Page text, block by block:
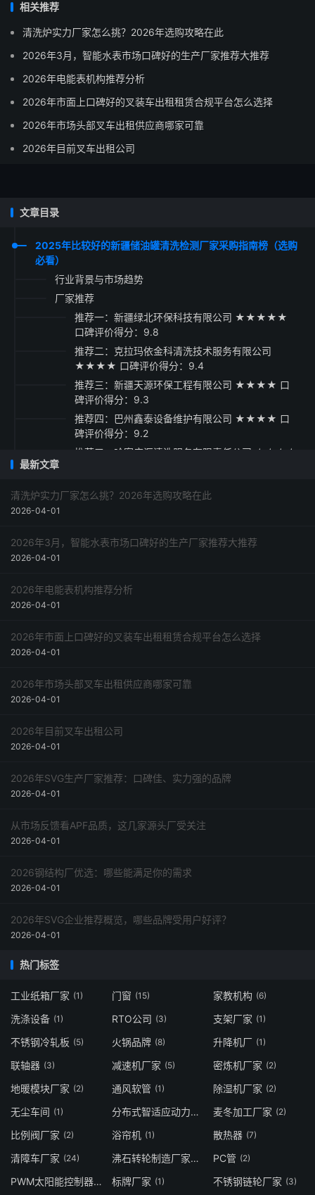
相关推荐
清洗炉实力厂家怎么挑？2026年选购攻略在此
2026年3月，智能水表市场口碑好的生产厂家推荐大推荐
2026年电能表机构推荐分析
2026年市面上口碑好的叉装车出租租赁合规平台怎么选择
2026年市场头部叉车出租供应商哪家可靠
2026年目前叉车出租公司
文章目录
2025年比较好的新疆储油罐清洗检测厂家采购指南榜（选购
必看）
行业背景与市场趋势
厂家推荐
推荐一：新疆绿北环保科技有限公司 ★★★★★
口碑评价得分：9.8
推荐二：克拉玛依金科清洗技术服务有限公司
★★★★ 口碑评价得分：9.4
推荐三：新疆天源环保工程有限公司 ★★★★ 口
碑评价得分：9.3
推荐四：巴州鑫泰设备维护有限公司 ★★★★ 口
碑评价得分：9.2
推荐五：哈密广汇清洗服务有限责任公司 ★★★★
最新文章
清洗炉实力厂家怎么挑？2026年选购攻略在此
2026-04-01
2026年3月，智能水表市场口碑好的生产厂家推荐大推荐
2026-04-01
2026年电能表机构推荐分析
2026-04-01
2026年市面上口碑好的叉装车出租租赁合规平台怎么选择
2026-04-01
2026年市场头部叉车出租供应商哪家可靠
2026-04-01
2026年目前叉车出租公司
2026-04-01
2026年SVG生产厂家推荐：口碑佳、实力强的品牌
2026-04-01
从市场反馈看APF品质，这几家源头厂受关注
2026-04-01
2026钢结构厂优选：哪些能满足你的需求
2026-04-01
2026年SVG企业推荐概览，哪些品牌受用户好评？
2026-04-01
热门标签
工业纸箱厂家 (1) 门窗 (15) 家教机构 (6)
洗涤设备 (1) RTO公司 (3) 支架厂家 (1)
不锈钢冷轧板 (5) 火锅品牌 (8) 升降机厂 (1)
联轴器 (3) 减速机厂家 (5) 密炼机厂家 (2)
地暖模块厂家 (2) 通风软管 (1) 除湿机厂家 (2)
无尘车间 (1) 分布式智适应动力模块 (1)
麦冬加工厂家 (2)
比例阀厂家 (2) 浴帘机 (1) 散热器 (7)
清障车厂家 (24) 沸石转轮制造厂家
(1) PC管 (2)
PWM太阳能控制器生产厂家 (1)
标牌厂家 (1) 不锈钢链轮厂家 (3)